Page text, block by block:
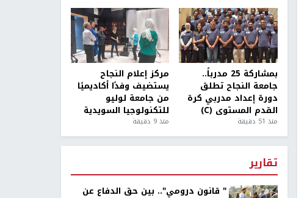
بمشاركة 25 مدرباً..
جامعة النجاح تطلق
دورة إعداد مدربي كرة
القدم المستوى (C)
منذ 51 دقيقة
مركز إعلام النجاح
يستضيف وفدًا أكاديميًا
من جامعة لوليو
للتكنولوجيا السويدية
منذ 9 دقيقة
تقارير
" قانون درومي".. بين حق الدفاع عن